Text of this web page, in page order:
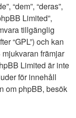
“dem”, “deras”,
Limited”,
tillgänglig
“GPL”) och kan
mjukvaran främjar
Limited är inte
för innehåll
om phpBB, besök